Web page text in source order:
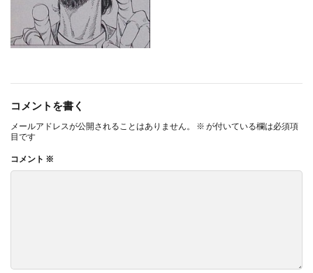
コメントを書く
メールアドレスが公開されることはありません。 ※ が付いている欄は必須項
目です
コメント ※